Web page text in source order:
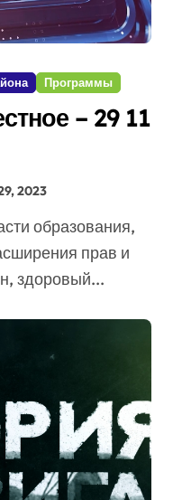
Программы
– 29 11
2023
прав и
здоровый...